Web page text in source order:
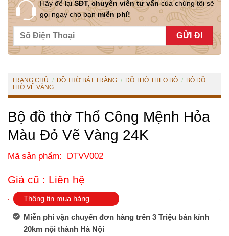
Hãy để lạiSĐT, chuyên viên tư vấncủa chúng tôi sẽ
gọi ngay cho bạnmiễn phí!
TRANG CHỦ / ĐỒ THỜ BÁT TRÀNG / ĐỒ THỜ THEO BỘ / BỘ ĐỒ
THỜ VẼ VÀNG
Bộ đồ thờ Thổ Công Mệnh Hỏa
Màu Đỏ Vẽ Vàng 24K
Mã sản phẩm: DTVV002
Giá cũ : Liên hệ
Thông tin mua hàng
Miễn phí vận chuyển đơn hàng trên 3 Triệu bán kính
20km nội thành Hà Nội